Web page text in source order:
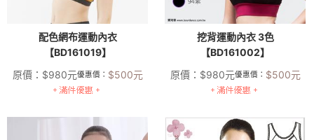
配色網布運動內衣
【BD161019】
原價： $980元優惠價： $500元
挖背運動內衣 3色
【BD161002】
原價： $980元優惠價： $500元